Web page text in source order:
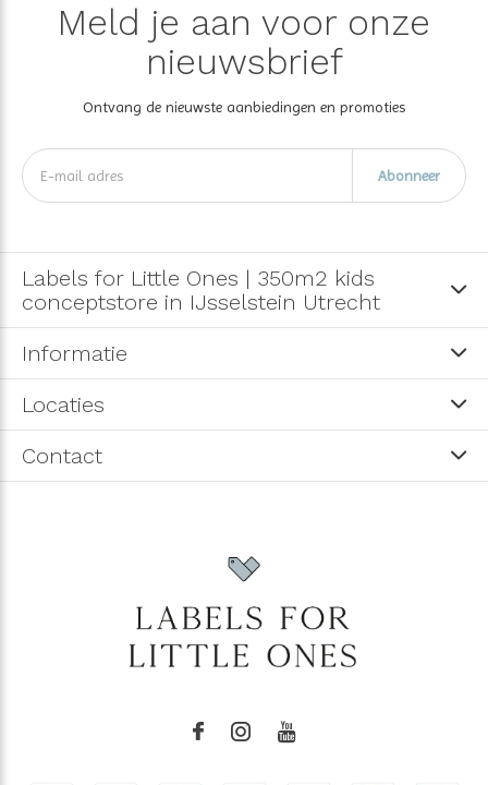
Meld je aan voor onze
nieuwsbrief
Ontvang de nieuwste aanbiedingen en promoties
Abonneer
Labels for Little Ones | 350m2 kids
conceptstore in IJsselstein Utrecht
Informatie
Locaties
Contact